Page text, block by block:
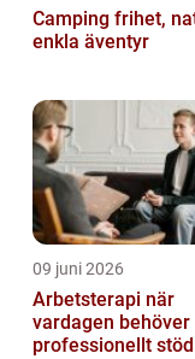
Camping frihet, natur och
enkla äventyr
09 juni 2026
Arbetsterapi när
vardagen behöver
professionellt stöd